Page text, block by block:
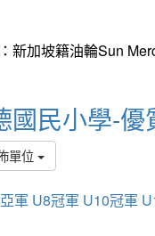
新加坡籍油輪Sun
國民小學-優
單位
軍 U8冠軍 U10冠軍